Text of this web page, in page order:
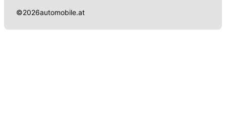
©2026automobile.at